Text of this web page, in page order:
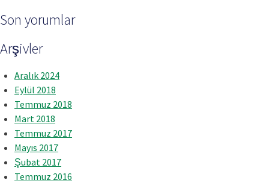
Son yorumlar
Arşivler
Aralık 2024
Eylül 2018
Temmuz 2018
Mart 2018
Temmuz 2017
Mayıs 2017
Şubat 2017
Temmuz 2016